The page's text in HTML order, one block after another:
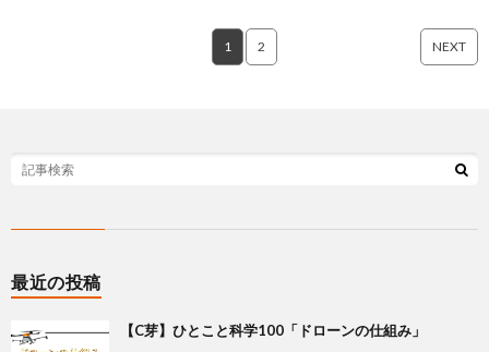
1 2 NEXT
最近の投稿
【C芽】ひとこと科学100「ドローンの仕組み」